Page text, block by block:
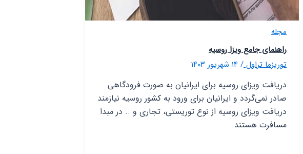
مجله
راهنمای جامع ویزا روسیه
توریزما تراول/ ۱۴ شهریور ۱۴۰۳
دریافت ویزای روسیه برای ایرانیان به صورت فرودگاهی
صادر نمی‌گردد و ایرانیان برای ورود به کشور روسیه نیازمند
دریافت ویزای روسیه از نوع توریستی، تجاری و .. در مبدا
مسافرت هستند.